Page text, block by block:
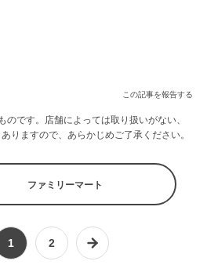
この記事を報告する
です。店舗によっては取り扱いがない、
りますので、あらかじめご了承ください。
ファミリーマート
1 2